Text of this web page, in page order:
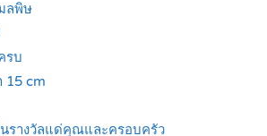
ลพิษ
รบ
15 cm
นรางวัลแด่คุณและครอบครัว